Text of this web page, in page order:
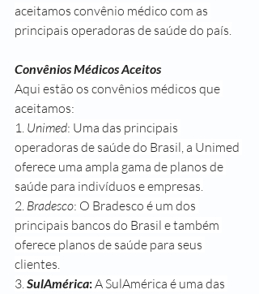
aceitamos convênio médico com as
principais operadoras de saúde do país.
Convênios Médicos Aceitos
Aqui estão os convênios médicos que
aceitamos:
1. Unimed: Uma das principais
operadoras de saúde do Brasil, a Unimed
oferece uma ampla gama de planos de
saúde para indivíduos e empresas.
2. Bradesco: O Bradesco é um dos
principais bancos do Brasil e também
oferece planos de saúde para seus
clientes.
3. SulAmérica: A SulAmérica é uma das